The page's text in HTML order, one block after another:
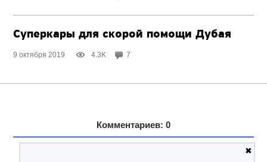
Суперкары для скорой помощи Дубая
9 октября 2019 4.3K 7
Комментариев: 0
✖